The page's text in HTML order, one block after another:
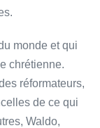
monde et qui
chrétienne.
réformateurs,
de ce qui
Waldo,